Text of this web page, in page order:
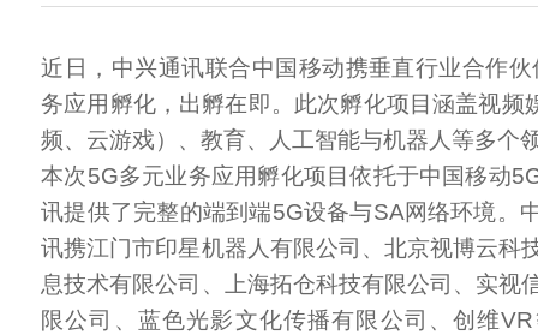
近日，中兴通讯联合中国移动携垂直行业合作
务应用孵化，出孵在即。此次孵化项目涵盖视频
频、云游戏）、教育、人工智能与机器人等多个
本次5G多元业务应用孵化项目依托于中国移动
讯提供了完整的端到端5G设备与SA网络环境。
讯携江门市印星机器人有限公司、北京视博云科
息技术有限公司、上海拓仓科技有限公司、实视
限公司、蓝色光影文化传播有限公司、创维